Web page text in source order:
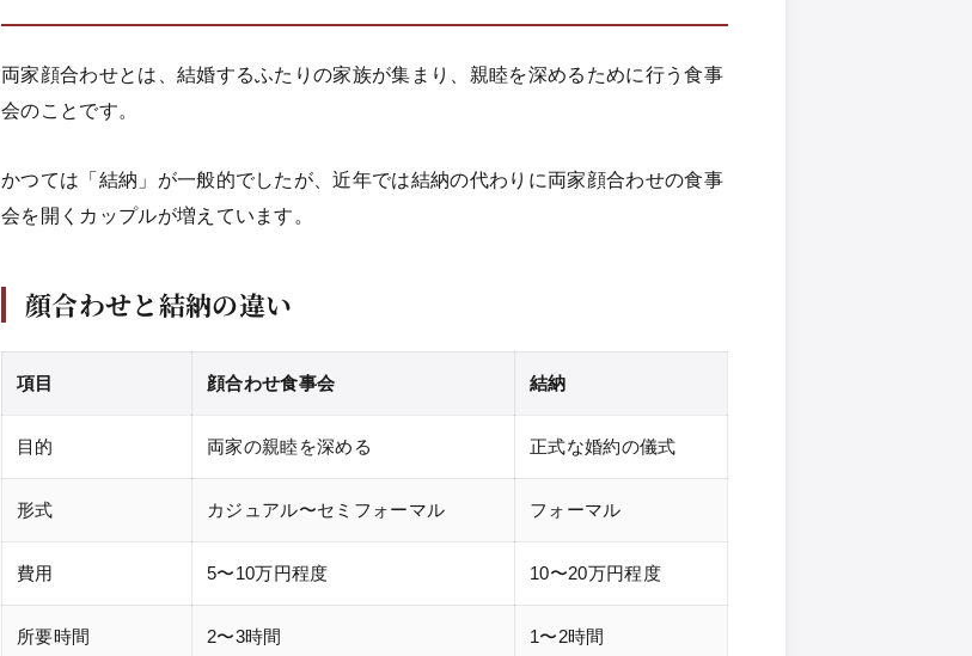
両家顔合わせとは、結婚するふたりの家族が集まり、親睦を深めるために行う食事
会のことです。
かつては「結納」が一般的でしたが、近年では結納の代わりに両家顔合わせの食事
会を開くカップルが増えています。
顔合わせと結納の違い
項目 顔合わせ食事会 結納
目的 両家の親睦を深める 正式な婚約の儀式
形式 カジュアル〜セミフォーマル フォーマル
費用 5〜10万円程度 10〜20万円程度
所要時間 2〜3時間 1〜2時間